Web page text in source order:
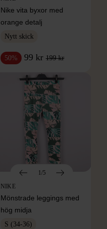
Nike vita byxor med
orange detalj
Nytt skick
50% 99 kr 199 kr
1/5
NIKE
Mönstrade leggings med
hög midja
S (34-36)